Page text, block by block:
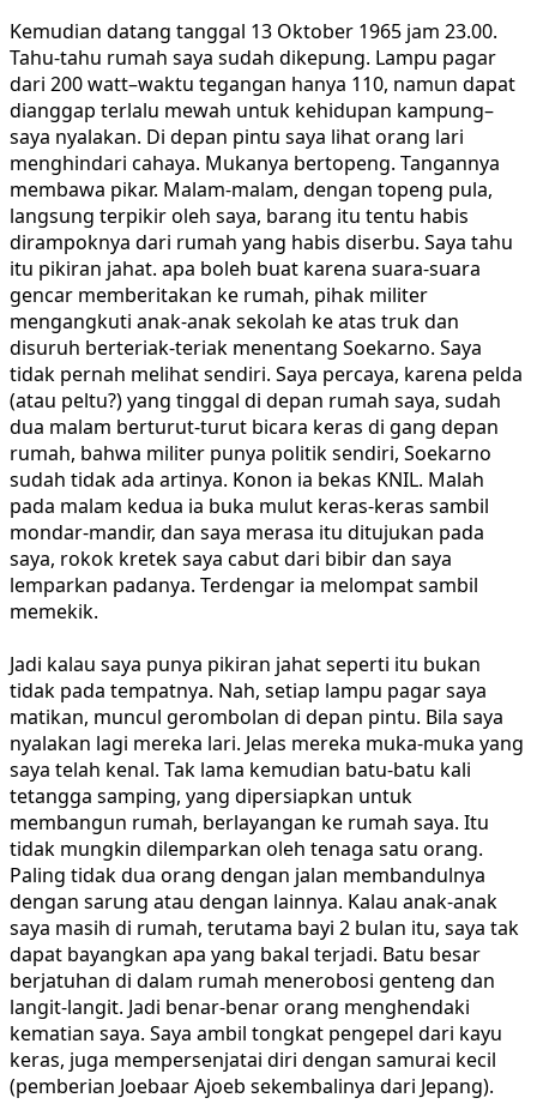
Kemudian datang tanggal 13 Oktober 1965 jam 23.00.
Tahu-tahu rumah saya sudah dikepung. Lampu pagar
dari 200 watt–waktu tegangan hanya 110, namun dapat
dianggap terlalu mewah untuk kehidupan kampung–
saya nyalakan. Di depan pintu saya lihat orang lari
menghindari cahaya. Mukanya bertopeng. Tangannya
membawa pikar. Malam-malam, dengan topeng pula,
langsung terpikir oleh saya, barang itu tentu habis
dirampoknya dari rumah yang habis diserbu. Saya tahu
itu pikiran jahat. apa boleh buat karena suara-suara
gencar memberitakan ke rumah, pihak militer
mengangkuti anak-anak sekolah ke atas truk dan
disuruh berteriak-teriak menentang Soekarno. Saya
tidak pernah melihat sendiri. Saya percaya, karena pelda
(atau peltu?) yang tinggal di depan rumah saya, sudah
dua malam berturut-turut bicara keras di gang depan
rumah, bahwa militer punya politik sendiri, Soekarno
sudah tidak ada artinya. Konon ia bekas KNIL. Malah
pada malam kedua ia buka mulut keras-keras sambil
mondar-mandir, dan saya merasa itu ditujukan pada
saya, rokok kretek saya cabut dari bibir dan saya
lemparkan padanya. Terdengar ia melompat sambil
memekik.
Jadi kalau saya punya pikiran jahat seperti itu bukan
tidak pada tempatnya. Nah, setiap lampu pagar saya
matikan, muncul gerombolan di depan pintu. Bila saya
nyalakan lagi mereka lari. Jelas mereka muka-muka yang
saya telah kenal. Tak lama kemudian batu-batu kali
tetangga samping, yang dipersiapkan untuk
membangun rumah, berlayangan ke rumah saya. Itu
tidak mungkin dilemparkan oleh tenaga satu orang.
Paling tidak dua orang dengan jalan membandulnya
dengan sarung atau dengan lainnya. Kalau anak-anak
saya masih di rumah, terutama bayi 2 bulan itu, saya tak
dapat bayangkan apa yang bakal terjadi. Batu besar
berjatuhan di dalam rumah menerobosi genteng dan
langit-langit. Jadi benar-benar orang menghendaki
kematian saya. Saya ambil tongkat pengepel dari kayu
keras, juga mempersenjatai diri dengan samurai kecil
(pemberian Joebaar Ajoeb sekembalinya dari Jepang).